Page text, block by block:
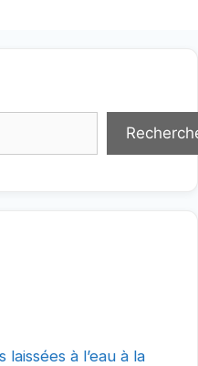
laissées à l’eau à la